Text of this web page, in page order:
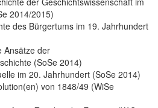
2014/2015)
des Bürgertums im 19. Jahrhundert
Ansätze der
(SoSe 2014)
im 20. Jahrhundert (SoSe 2014)
von 1848/49 (WiSe